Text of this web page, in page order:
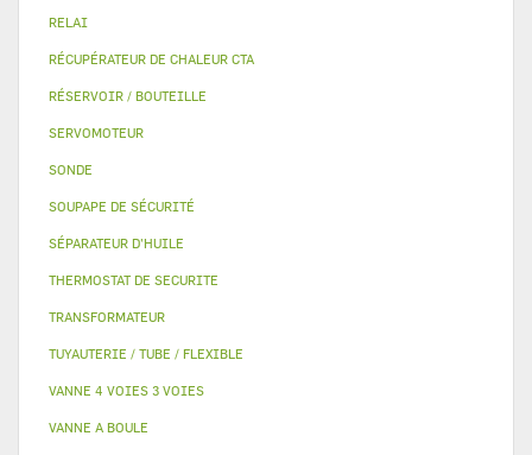
RELAI
RÉCUPÉRATEUR DE CHALEUR CTA
RÉSERVOIR / BOUTEILLE
SERVOMOTEUR
SONDE
SOUPAPE DE SÉCURITÉ
SÉPARATEUR D'HUILE
THERMOSTAT DE SECURITE
TRANSFORMATEUR
TUYAUTERIE / TUBE / FLEXIBLE
VANNE 4 VOIES 3 VOIES
VANNE A BOULE